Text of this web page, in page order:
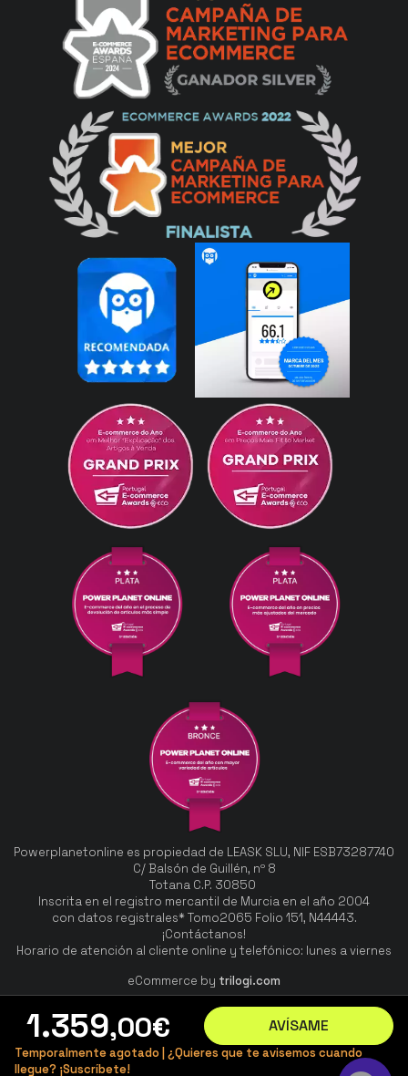
1.359,00€ AVÍSAME
Temporalmente agotado | ¿Quieres que te avisemos cuando
llegue? ¡Suscríbete!
Powerplanetonline es propiedad de LEASK SLU, NIF ESB73287740
C/ Balsón de Guillén, nº 8
Totana C.P. 30850
Inscrita en el registro mercantil de Murcia en el año 2004
con datos registrales* Tomo2065 Folio 151, N44443.
¡Contáctanos!
Horario de atención al cliente online y telefónico: lunes a viernes
eCommerce by trilogi.com